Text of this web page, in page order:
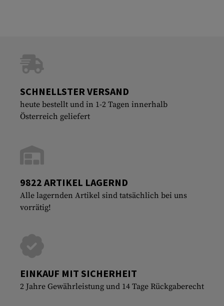
SCHNELLSTER VERSAND
heute bestellt und in 1-2 Tagen innerhalb
Österreich geliefert
9822 ARTIKEL LAGERND
Alle lagernden Artikel sind tatsächlich bei uns
vorrätig!
EINKAUF MIT SICHERHEIT
2 Jahre Gewährleistung und 14 Tage Rückgaberecht